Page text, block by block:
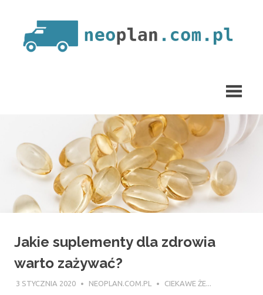
content
Jakie suplementy dla zdrowia
warto zażywać?
3 STYCZNIA 2020 NEOPLAN.COM.PL CIEKAWE ŻE...